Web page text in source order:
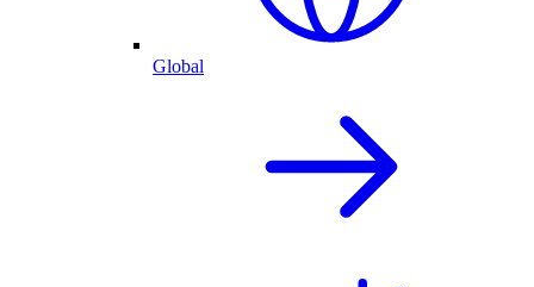
Global